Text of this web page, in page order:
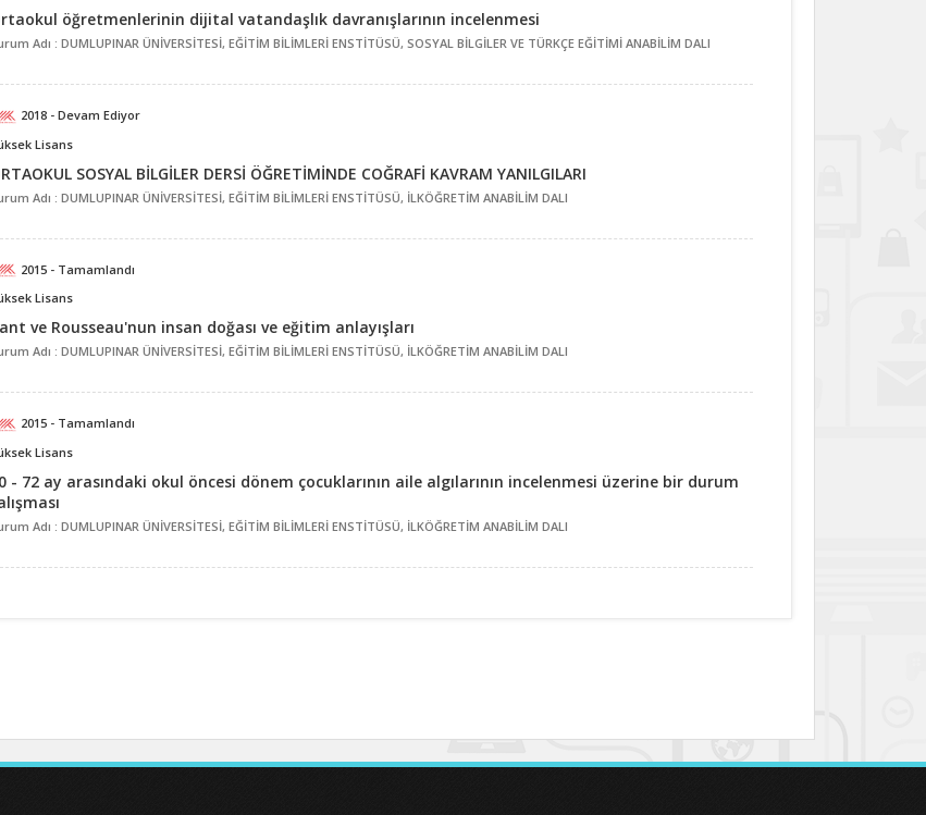
öğretmenlerinin dijital vatandaşlık davranışlarının incelenmesi
Adı : DUMLUPINAR ÜNİVERSİTESİ, EĞİTİM BİLİMLERİ ENSTİTÜSÜ, SOSYAL BİLGİLER VE TÜRKÇE EĞİTİMİ ANABİLİM DALI
2018 - Devam Ediyor
Lisans
SOSYAL BİLGİLER DERSİ ÖĞRETİMİNDE COĞRAFİ KAVRAM YANILGILARI
Adı : DUMLUPINAR ÜNİVERSİTESİ, EĞİTİM BİLİMLERİ ENSTİTÜSÜ, İLKÖĞRETİM ANABİLİM DALI
2015 - Tamamlandı
Lisans
ve Rousseau'nun insan doğası ve eğitim anlayışları
Adı : DUMLUPINAR ÜNİVERSİTESİ, EĞİTİM BİLİMLERİ ENSTİTÜSÜ, İLKÖĞRETİM ANABİLİM DALI
2015 - Tamamlandı
Lisans
- 72 ay arasındaki okul öncesi dönem çocuklarının aile algılarının incelenmesi üzerine bir durum
Adı : DUMLUPINAR ÜNİVERSİTESİ, EĞİTİM BİLİMLERİ ENSTİTÜSÜ, İLKÖĞRETİM ANABİLİM DALI